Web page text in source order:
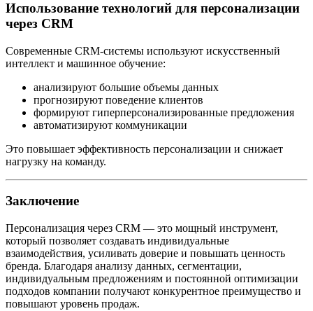
Использование технологий для персонализации
через CRM
Современные CRM-системы используют искусственный
интеллект и машинное обучение:
анализируют большие объемы данных
прогнозируют поведение клиентов
формируют гиперперсонализированные предложения
автоматизируют коммуникации
Это повышает эффективность персонализации и снижает
нагрузку на команду.
Заключение
Персонализация через CRM — это мощный инструмент,
который позволяет создавать индивидуальные
взаимодействия, усиливать доверие и повышать ценность
бренда. Благодаря анализу данных, сегментации,
индивидуальным предложениям и постоянной оптимизации
подходов компании получают конкурентное преимущество и
повышают уровень продаж.